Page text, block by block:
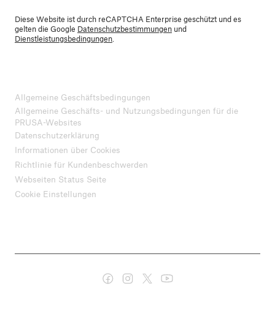
Diese Website ist durch reCAPTCHA Enterprise geschützt und es
gelten die Google Datenschutzbestimmungen und
Dienstleistungsbedingungen
Allgemeine Geschäftsbedingungen
Allgemeine Geschäfts- und Nutzungsbedingungen für die
PRUSA-Websites
Datenschutzerklärung
Informationen über Cookies
Richtlinie für Kundenbeschwerden
Webseiten Status Seite
Cookie Einstellungen